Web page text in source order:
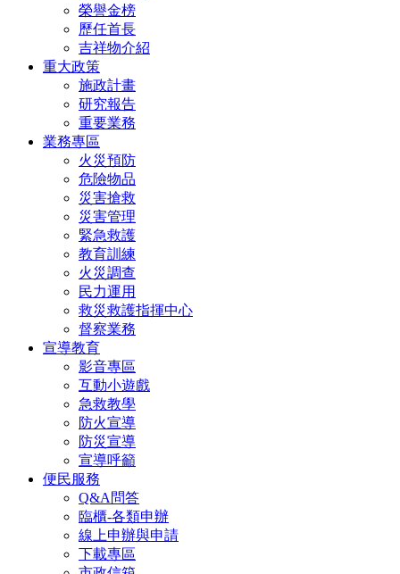
榮譽金榜
歷任首長
吉祥物介紹
重大政策
施政計畫
研究報告
重要業務
業務專區
火災預防
危險物品
災害搶救
災害管理
緊急救護
教育訓練
火災調查
民力運用
救災救護指揮中心
督察業務
宣導教育
影音專區
互動小遊戲
急救教學
防火宣導
防災宣導
宣導呼籲
便民服務
Q&A問答
臨櫃-各類申辦
線上申辦與申請
下載專區